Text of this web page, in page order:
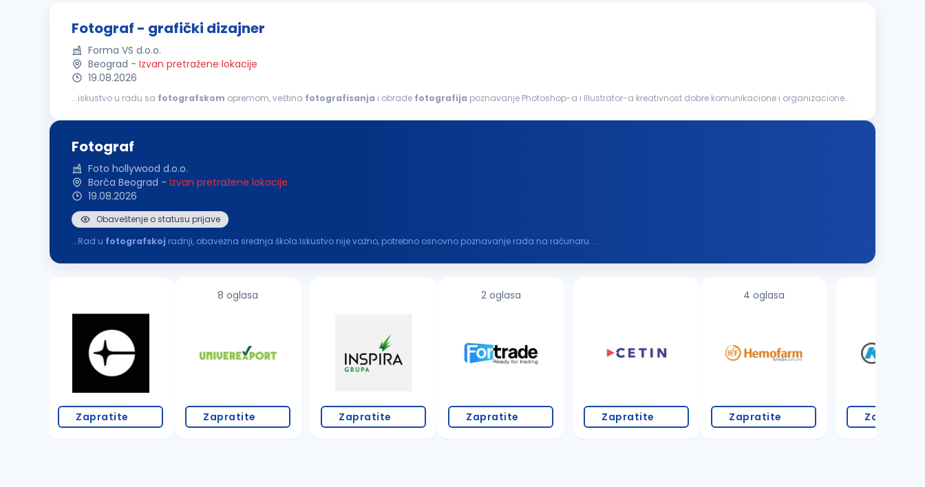
Fotograf - grafički dizajner
Forma VS d.o.o.
Beograd - Izvan pretražene lokacije
19.08.2026
...iskustvo u radu sa fotografskom opremom, veština fotografisanja i obrade fotografija poznavanje Photoshop-a i Illustrator-a kreativnost dobre komunikacione i organizacione
Fotograf
Foto hollywood d.o.o.
Borča Beograd - Izvan pretražene lokacije
19.08.2026
Obaveštenje o statusu prijave
...Rad u fotografskoj radnji, obavezna srednja škola.Iskustvo nije važno, potrebno osnovno poznavanje rada na računaru. ...
Zapratite
8 oglasa
Zapratite Zapratite
2 oglasa
Zapratite Zapratite
4 oglasa
Zapratite Zapratite